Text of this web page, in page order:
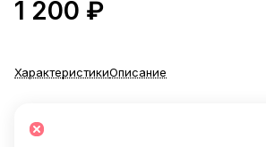
1 200 ₽
ХарактеристикиОписание